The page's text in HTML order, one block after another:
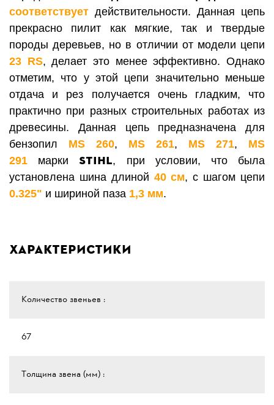
соответствует действительности. Данная цепь
прекрасно пилит как мягкие, так и твердые
породы деревьев, но в отличии от модели цепи
23 RS, делает это менее эффективно. Однако
отметим, что у этой цепи значительно меньше
отдача и рез получается очень гладким, что
практично при разных строительных работах из
древесины. Данная цепь предназначена для
бензопил MS 260, MS 261, MS 271,
MS
291 маркиSTIHL, при условии, что была
установлена шина длиной 40 см, с шагом цепи
0.325" и шириной паза 1,3 мм.
Характеристики
Количество звеньев :
67
Толщина звена (мм) :